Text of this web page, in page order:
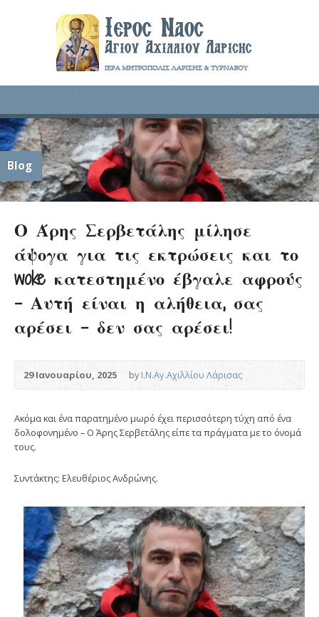
Blog
Ο Άρης Σερβετάλης μίλησε
άψογα για τις εκτρώσεις και το
woke κατεστημένο έβγαλε αφρούς
– Αυτή είναι η αλήθεια, σας
αρέσει – δεν σας αρέσει!
29 Ιανουαρίου, 2025 byΙ.Ν.Αγ.Αχιλλίου Λάρισας
Ακόμα και ένα παρατημένο μωρό έχει περισσότερη τύχη από ένα
δολοφονημένο – Ο Άρης Σερβετάλης είπε τα πράγματα με το όνομά
τους.
Συντάκτης: Ελευθέριος Ανδρώνης.